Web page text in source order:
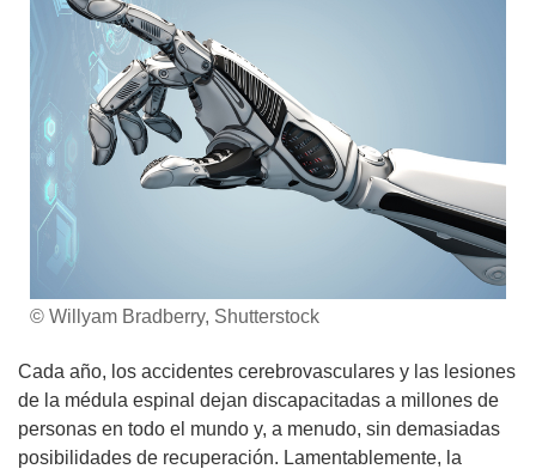
© Willyam Bradberry, Shutterstock
Cada año, los accidentes cerebrovasculares y las lesiones
de la médula espinal dejan discapacitadas a millones de
personas en todo el mundo y, a menudo, sin demasiadas
posibilidades de recuperación. Lamentablemente, la